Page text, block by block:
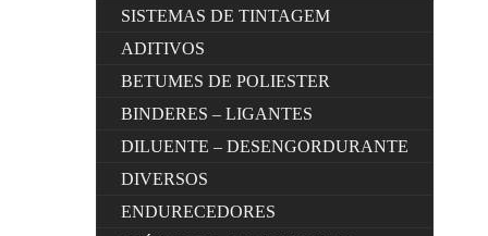
SISTEMAS DE TINTAGEM
ADITIVOS
BETUMES DE POLIESTER
BINDERES – LIGANTES
DILUENTE – DESENGORDURANTE
DIVERSOS
ENDURECEDORES